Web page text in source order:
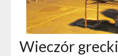
Wieczór grecki